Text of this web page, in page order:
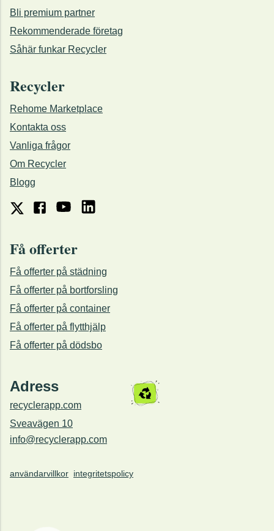
Bli premium partner
Rekommenderade företag
Såhär funkar Recycler
Recycler
Rehome Marketplace
Kontakta oss
Vanliga frågor
Om Recycler
Blogg
Få offerter
Få offerter på städning
Få offerter på bortforsling
Få offerter på container
Få offerter på flytthjälp
Få offerter på dödsbo
Adress
recyclerapp.com
Sveavägen 10
info@recyclerapp.com
användarvillkor integritetspolicy